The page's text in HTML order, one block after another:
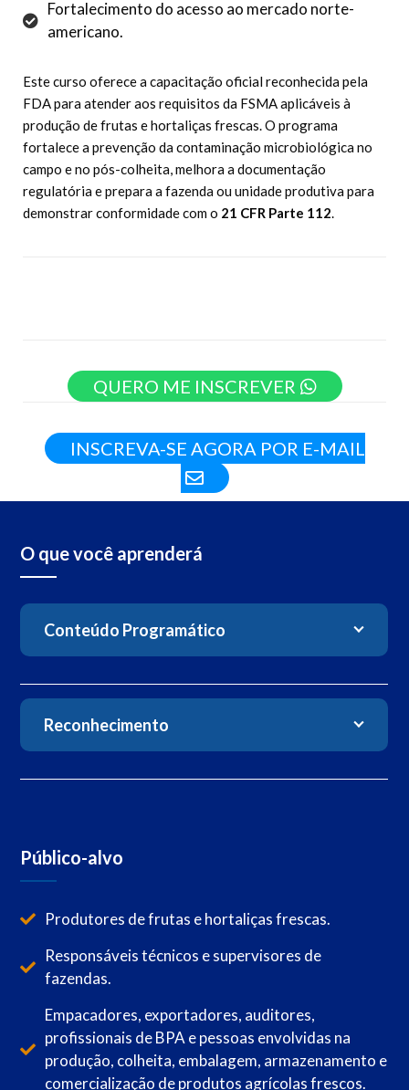
Fortalecimento do acesso ao mercado norte-
americano.
Este curso oferece a capacitação oficial reconhecida pela
FDA para atender aos requisitos da FSMA aplicáveis à
produção de frutas e hortaliças frescas. O programa
fortalece a prevenção da contaminação microbiológica no
campo e no pós-colheita, melhora a documentação
regulatória e prepara a fazenda ou unidade produtiva para
demonstrar conformidade com o 21 CFR Parte 112.
QUERO ME INSCREVER
INSCREVA-SE AGORA POR E-MAIL
O que você aprenderá
Conteúdo Programático
Reconhecimento
Público-alvo
Produtores de frutas e hortaliças frescas.
Responsáveis técnicos e supervisores de
fazendas.
Empacadores, exportadores, auditores,
profissionais de BPA e pessoas envolvidas na
produção, colheita, embalagem, armazenamento e
comercialização de produtos agrícolas frescos.